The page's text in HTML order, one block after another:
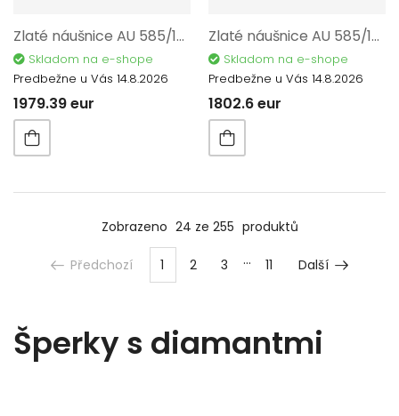
Zlaté náušnice AU 585/1000 2,10 gr KPR383023304
Skladom na e-shope
Predbežne u Vás 14.8.2026
1979.39 eur
Zlaté náušnice AU 585/1000 1,27 gr KPR383007904
Skladom na e-shope
Predbežne u Vás 14.8.2026
1802.6 eur
Zobrazeno 24 ze 255 produktů
Předchozí 1 2 3 11 Další
Šperky s diamantmi